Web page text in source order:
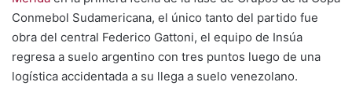
Conmebol Sudamericana, el único tanto del partido fue
obra del central Federico Gattoni, el equipo de Insúa
regresa a suelo argentino con tres puntos luego de una
logística accidentada a su llega a suelo venezolano.